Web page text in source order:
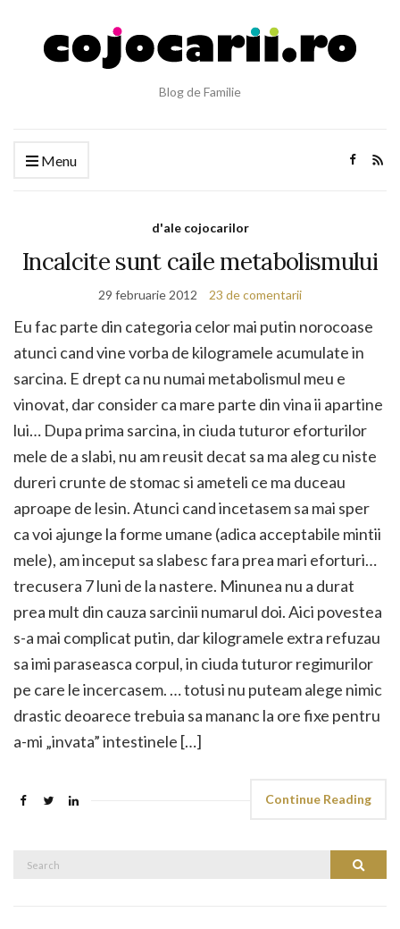
Blog de Familie
Menu
d'ale cojocarilor
Incalcite sunt caile metabolismului
29 februarie 2012 23 de comentarii
Eu fac parte din categoria celor mai putin norocoase
atunci cand vine vorba de kilogramele acumulate in
sarcina. E drept ca nu numai metabolismul meu e
vinovat, dar consider ca mare parte din vina ii apartine
lui… Dupa prima sarcina, in ciuda tuturor eforturilor
mele de a slabi, nu am reusit decat sa ma aleg cu niste
dureri crunte de stomac si ameteli ce ma duceau
aproape de lesin. Atunci cand incetasem sa mai sper
ca voi ajunge la forme umane (adica acceptabile mintii
mele), am inceput sa slabesc fara prea mari eforturi…
trecusera 7 luni de la nastere. Minunea nu a durat
prea mult din cauza sarcinii numarul doi. Aici povestea
s-a mai complicat putin, dar kilogramele extra refuzau
sa imi paraseasca corpul, in ciuda tuturor regimurilor
pe care le incercasem. … totusi nu puteam alege nimic
drastic deoarece trebuia sa mananc la ore fixe pentru
a-mi „invata” intestinele […]
Continue Reading
Search